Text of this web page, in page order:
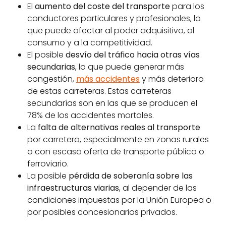
El aumento del coste del transportepara los
conductores particulares y profesionales, lo
que puede afectar al poder adquisitivo, al
consumo y a la competitividad.
El posible desvío del tráfico hacia otras vías
secundarias, lo que puede generar más
congestión, más accidentesy más deterioro
de estas carreteras. Estas carreteras
secundarías son en las que se producen el
78% de los accidentes mortales.
La falta de alternativas reales al transporte
por carretera, especialmente en zonas rurales
o con escasa oferta de transporte público o
ferroviario.
La posible pérdida de soberanía sobre las
infraestructuras viarias, al depender de las
condiciones impuestas por la Unión Europea o
por posibles concesionarios privados.